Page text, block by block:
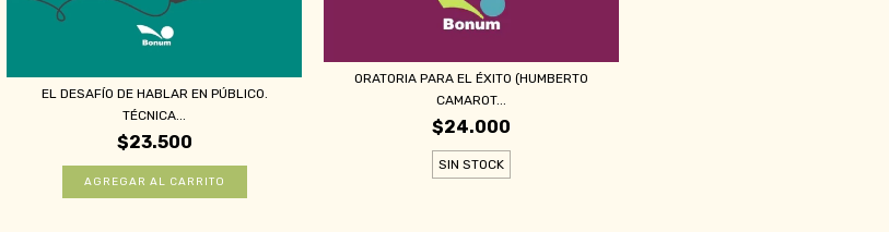
EL DESAFÍO DE HABLAR EN PÚBLICO.
TÉCNICA...
$23.500
ORATORIA PARA EL ÉXITO (HUMBERTO
CAMAROT...
$24.000
SIN STOCK